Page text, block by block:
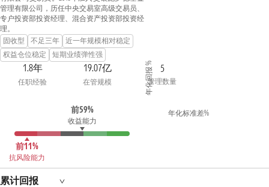
管理有限公司，历任中央交易室高级交易员、
专户投资部投资经理、混合资产投资部投资经
理。
固收型
不足三年
近一年规模相对稳定
权益仓位稳定
短期业绩弹性强
1.8年
任职经验
19.07亿
在管规模
5
管理数量
前59%
收益能力
前11%
抗风险能力
年化回报 %
年化标准差%
累计回报